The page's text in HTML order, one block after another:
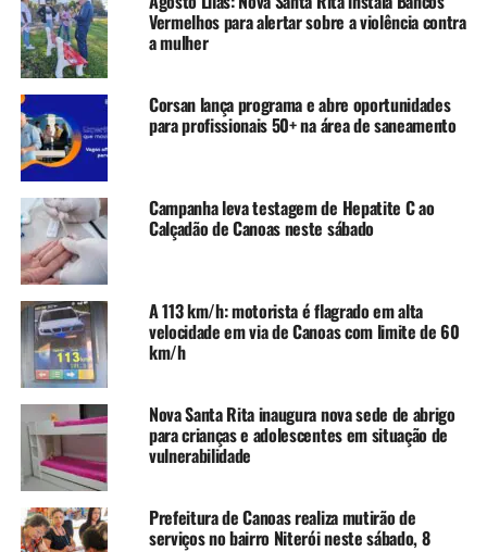
“O nosso foco é despertar o interesse dos estudantes
para a importância da prática esportiva, alinhado com à
descoberta de novos talentos”, destaca o secretário de
Esporte e Lazer, Luciano Oliveira.
O Programa Talentos do Esporte atende diversas
modalidades e tem ampliado a participação de jovens em
atividades que fortalecem o convívio social e a cidadania
por meio do esporte.
TÓPICOS RELACIONADOS:
A SEGUIR UP
Canoas recebe a 4ª edição da Corrida do Sesi no dia 25 de
maio
NÃO SE ESQUEÇA
Porto Alegre sedia primeira etapa do STU Pro Tour 2025,
um dos maiores eventos de skate do mundo
Vermelhos para alertar sobre a violência contra
a mulher
Corsan lança programa e abre oportunidades
para profissionais 50+ na área de saneamento
Campanha leva testagem de Hepatite C ao
Calçadão de Canoas neste sábado
A 113 km/h: motorista é flagrado em alta
velocidade em via de Canoas com limite de 60
km/h
Nova Santa Rita inaugura nova sede de abrigo
para crianças e adolescentes em situação de
vulnerabilidade
Prefeitura de Canoas realiza mutirão de
serviços no bairro Niterói neste sábado, 8